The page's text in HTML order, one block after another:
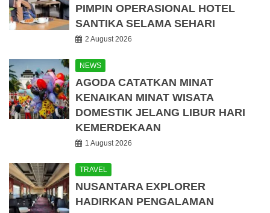
PIMPIN OPERASIONAL HOTEL
SANTIKA SELAMA SEHARI
2 August 2026
NEWS
AGODA CATATKAN MINAT
KENAIKAN MINAT WISATA
DOMESTIK JELANG LIBUR HARI
KEMERDEKAAN
1 August 2026
TRAVEL
NUSANTARA EXPLORER
HADIRKAN PENGALAMAN